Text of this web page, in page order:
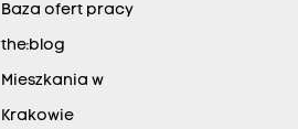
Baza ofert pracy
the:blog
Mieszkania w
Krakowie